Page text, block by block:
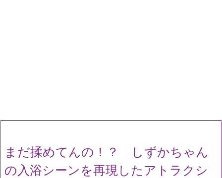
まだ揉めてんの！？ しずかちゃん
の入浴シーンを再現したアトラクシ